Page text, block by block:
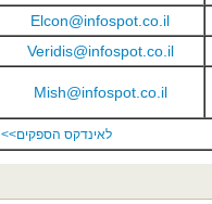
Elcon@infospot.co.il
Veridis@infospot.co.il
Mish@infospot.co.il
לאינדקס הספקים>>